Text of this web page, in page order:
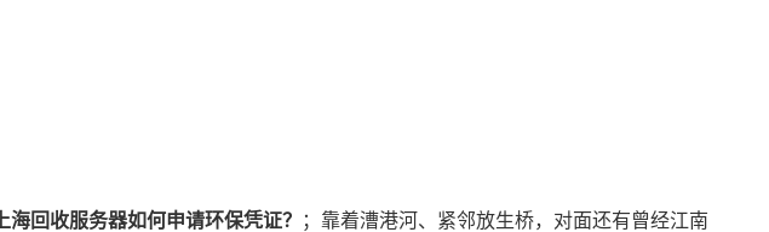
上海回收服务器如何申请环保凭证？
；靠着漕港河、紧邻放生桥，对面还有曾经江南